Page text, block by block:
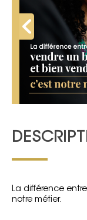
La différence
notre métier.